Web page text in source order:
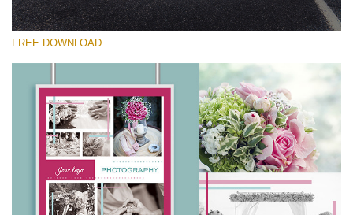
Prosím vyberte
Free Font #8
Marketing Templates Photography
Stažení zdarma
FREE DOWNLOAD